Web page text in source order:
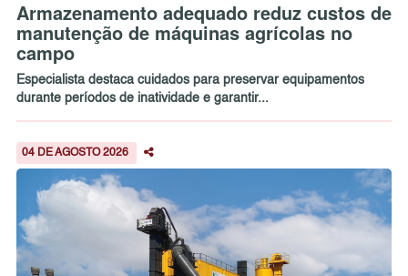
Armazenamento adequado reduz custos de
manutenção de máquinas agrícolas no
campo
Especialista destaca cuidados para preservar equipamentos
durante períodos de inatividade e garantir...
04 DE AGOSTO 2026